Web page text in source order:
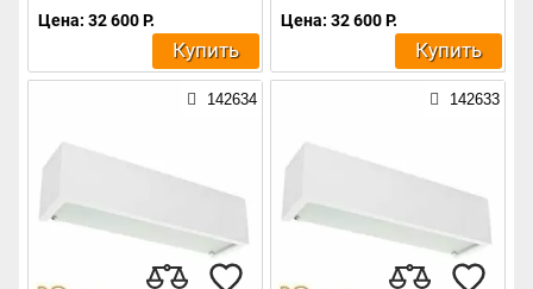
Цена: 32 600 Р.
Купить
Цена: 32 600 Р.
Купить
142634 142633